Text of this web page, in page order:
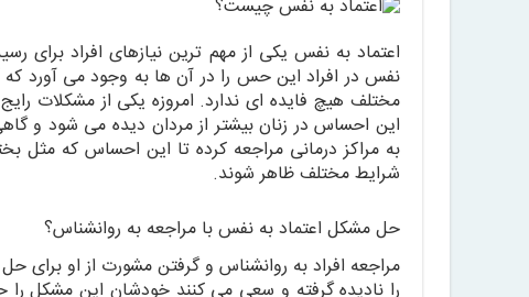
اعتماد به نفس یکی از مهم ترین نیازهای افراد
نفس در افراد این حس را در آن ها به وجود می آورد
مختلف هیچ فایده ای ندارد. امروزه یکی از مشکلات
این احساس در زنان بیشتر از مردان دیده می شود و
به مراکز درمانی مراجعه کرده تا این احساس که مثل
شرایط مختلف ظاهر شوند.
حل مشکل اعتماد به نفس با مراجعه به روانشناس؟
مراجعه افراد به روانشناس و گرفتن مشورت از او برای
را نادیده گرفته و سعی می کنند خودشان این مشکل